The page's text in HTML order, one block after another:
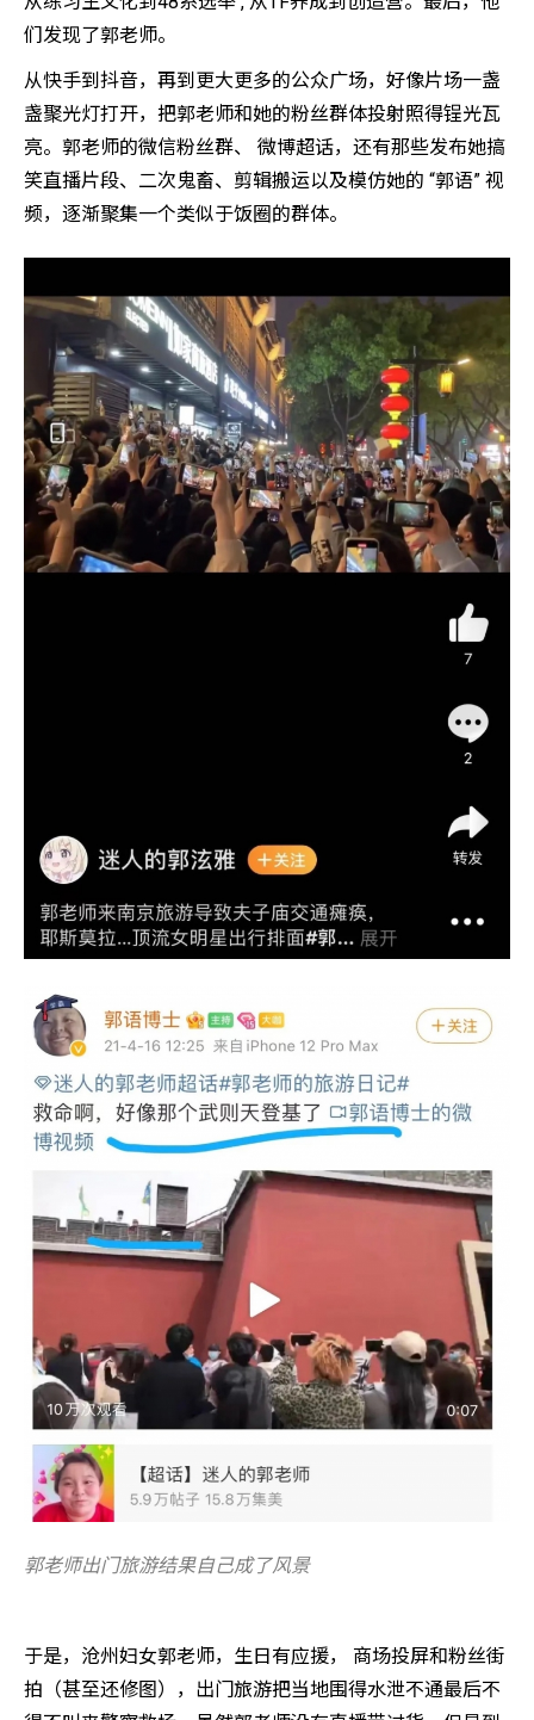
们发现了郭老师。
从快手到抖音，再到更大更多的公众广场，好像片场一盏
盏聚光灯打开，把郭老师和她的粉丝群体投射照得锃光瓦
亮。郭老师的微信粉丝群、 微博超话，还有那些发布她搞
笑直播片段、二次鬼畜、剪辑搬运以及模仿她的 “郭语” 视
频，逐渐聚集一个类似于饭圈的群体。
郭老师出门旅游结果自己成了风景
于是，沧州妇女郭老师，生日有应援， 商场投屏和粉丝街
拍（甚至还修图），出门旅游把当地围得水泄不通最后不